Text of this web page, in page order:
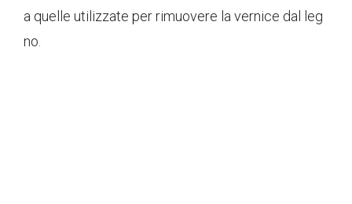
a quelle utilizzate per rimuovere la vernice dal leg
no.